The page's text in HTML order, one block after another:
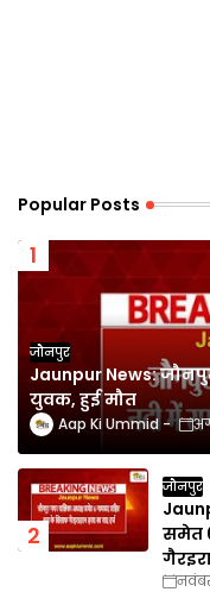
Popular Posts
जौनपुर
Jaunpur News:
युवक, हुई मौत
Aap Ki Ummid
जौनपुर
समेत